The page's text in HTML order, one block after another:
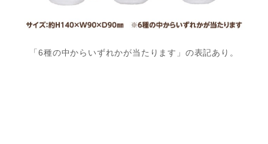
「6種の中からいずれかが当たります」の表記あり。